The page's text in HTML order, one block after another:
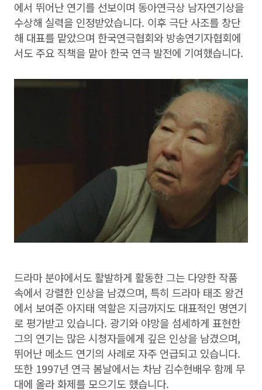
에서 뛰어난 연기를 선보이며 동아연극상 남자연기상을
수상해 실력을 인정받았습니다. 이후 극단 사조를 창단
해 대표를 맡았으며 한국연극협회와 방송연기자협회에
서도 주요 직책을 맡아 한국 연극 발전에 기여했습니다.
드라마 분야에서도 활발하게 활동한 그는 다양한 작품
속에서 강렬한 인상을 남겼으며, 특히 드라마 태조 왕건
에서 보여준 아지태 역할은 지금까지도 대표적인 명연기
로 평가받고 있습니다. 광기와 야망을 섬세하게 표현한
그의 연기는 많은 시청자들에게 깊은 인상을 남겼으며,
뛰어난 메소드 연기의 사례로 자주 언급되고 있습니다.
또한 1997년 연극 봄날에서는 차남 김수현배우 함께 무
대에 올라 화제를 모으기도 했습니다.